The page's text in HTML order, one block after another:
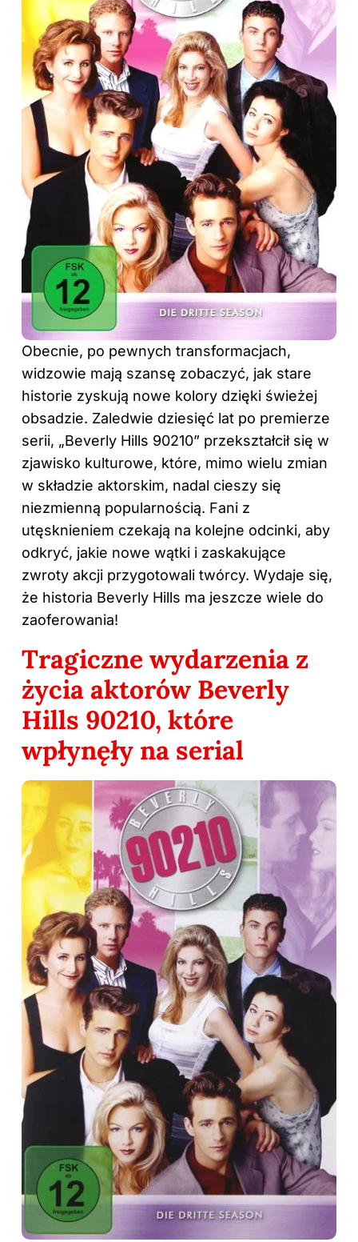
Obecnie, po pewnych transformacjach,
widzowie mają szansę zobaczyć, jak stare
historie zyskują nowe kolory dzięki świeżej
obsadzie. Zaledwie dziesięć lat po premierze
serii, „Beverly Hills 90210” przekształcił się w
zjawisko kulturowe, które, mimo wielu zmian
w składzie aktorskim, nadal cieszy się
niezmienną popularnością. Fani z
utęsknieniem czekają na kolejne odcinki, aby
odkryć, jakie nowe wątki i zaskakujące
zwroty akcji przygotowali twórcy. Wydaje się,
że historia Beverly Hills ma jeszcze wiele do
zaoferowania!
Tragiczne wydarzenia z
życia aktorów Beverly
Hills 90210, które
wpłynęły na serial